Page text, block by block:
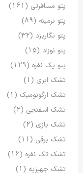
پتو مسافرتی (161)
پتو نرمینه (89)
پتو نگاریزد (32)
پتو نوزاد (15)
پتو یک نفره (129)
تشک ابری (1)
تشک ارگونومیک (1)
تشک اسفنجی (2)
تشک بازی (2)
تشک برقی (11)
تشک تک نفره (16)
تشک جهیزیه (1)